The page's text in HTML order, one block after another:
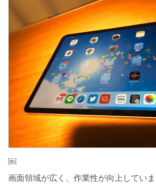
￼
画面領域が広く、作業性が向上していま